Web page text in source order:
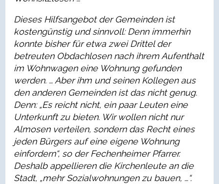
Dieses Hilfsangebot der Gemeinden ist
kostengünstig und sinnvoll: Denn immerhin
konnte bisher für etwa zwei Drittel der
betreuten Obdachlosen nach ihrem Aufenthalt
im Wohnwagen eine Wohnung gefunden
werden. … Aber ihm und seinen Kollegen aus
den anderen Gemeinden ist das nicht genug.
Denn: „Es reicht nicht, ein paar Leuten eine
Unterkunft zu bieten. Wir wollen nicht nur
Almosen verteilen, sondern das Recht eines
jeden Bürgers auf eine eigene Wohnung
einfordern“, so der Fechenheimer Pfarrer.
Deshalb appellieren die Kirchenleute an die
Stadt, „mehr Sozialwohnungen zu bauen, …“.